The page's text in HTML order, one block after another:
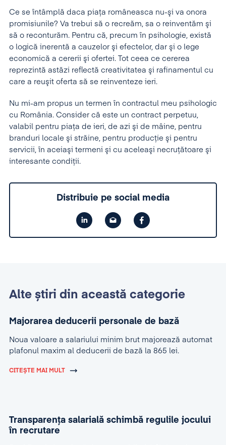
Ce se întâmplă daca piaţa româneasca nu-şi va onora
promisiunile? Va trebui să o recreăm, sa o reinventăm şi
să o reconturăm. Pentru că, precum în psihologie, există
o logică inerentă a cauzelor şi efectelor, dar şi o lege
economică a cererii şi ofertei. Tot ceea ce cererea
reprezintă astăzi reflectă creativitatea şi rafinamentul cu
care a reuşit oferta să se reinventeze ieri.
Nu mi-am propus un termen în contractul meu psihologic
cu România. Consider că este un contract perpetuu,
valabil pentru piaţa de ieri, de azi şi de mâine, pentru
branduri locale şi străine, pentru producţie şi pentru
servicii, în aceiaşi termeni şi cu aceleaşi necruţătoare şi
interesante condiţii.
Distribuie pe social media
Alte știri din această categorie
Majorarea deducerii personale de bază
Noua valoare a salariului minim brut majorează automat
plafonul maxim al deducerii de bază la 865 lei.
CITEȘTE MAI MULT
Transparența salarială schimbă regulile jocului
în recrutare